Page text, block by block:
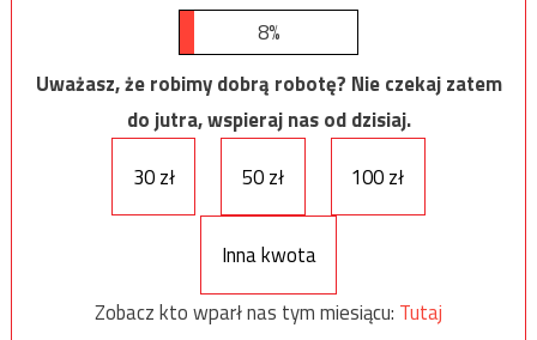
8%
Uważasz, że robimy dobrą robotę? Nie czekaj zatem
do jutra, wspieraj nas od dzisiaj.
30 zł
50 zł 100 zł
Inna kwota
Zobacz kto wparł nas tym miesiącu: Tutaj